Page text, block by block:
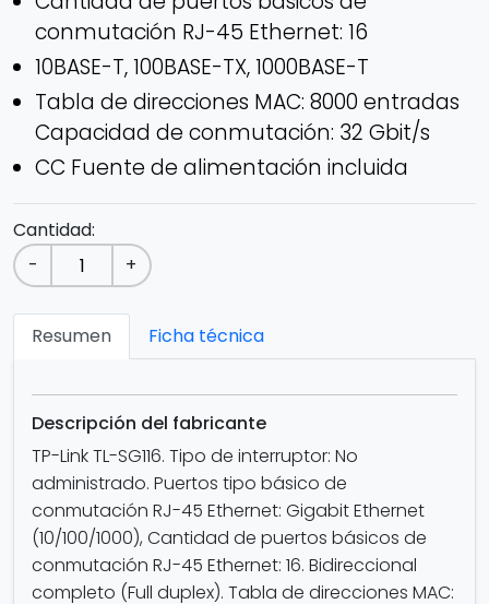
conmutación RJ-45 Ethernet: 16
10BASE-T, 100BASE-TX, 1000BASE-T
Tabla de direcciones MAC: 8000 entradas
Capacidad de conmutación: 32 Gbit/s
CC Fuente de alimentación incluida
Cantidad:
-
+
Resumen Ficha técnica
Descripción del fabricante
TP-Link TL-SG116. Tipo de interruptor: No
administrado. Puertos tipo básico de
conmutación RJ-45 Ethernet: Gigabit Ethernet
(10/100/1000), Cantidad de puertos básicos de
conmutación RJ-45 Ethernet: 16. Bidireccional
completo (Full duplex). Tabla de direcciones MAC: